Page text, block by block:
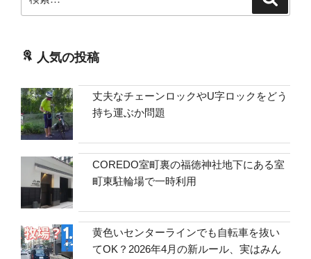
索:
人気の投稿
丈夫なチェーンロックやU字ロックをどう
持ち運ぶか問題
COREDO室町裏の福徳神社地下にある室
町東駐輪場で一時利用
黄色いセンターラインでも自転車を抜い
てOK？2026年4月の新ルール、実はみん